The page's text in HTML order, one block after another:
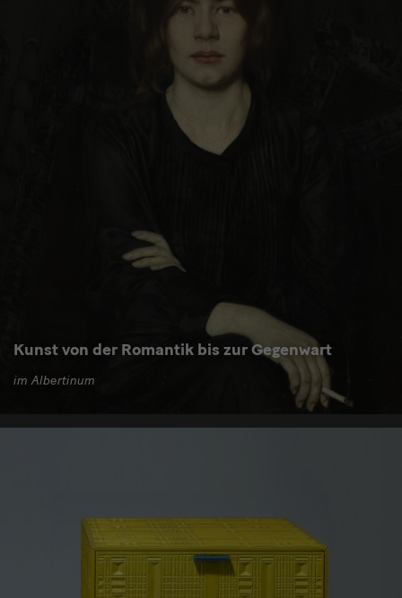
Kunst von der Romantik bis zur Gegenwart
im Albertinum